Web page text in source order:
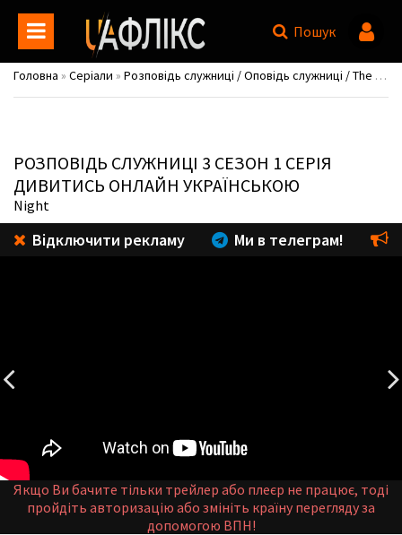
Пошук
Головна » Серіали » Розповідь служниці / Оповідь служниці / The Handmaid's Tale
РОЗПОВІДЬ СЛУЖНИЦІ 3 СЕЗОН 1 СЕРІЯ
ДИВИТИСЬ ОНЛАЙН УКРАЇНСЬКОЮ
Night
Відключити рекламу Ми в телеграм!
Якщо Ви бачите тільки трейлер або плеєр не працює, тоді
пройдіть авторизацію або змініть країну перегляду за
допомогою ВПН!